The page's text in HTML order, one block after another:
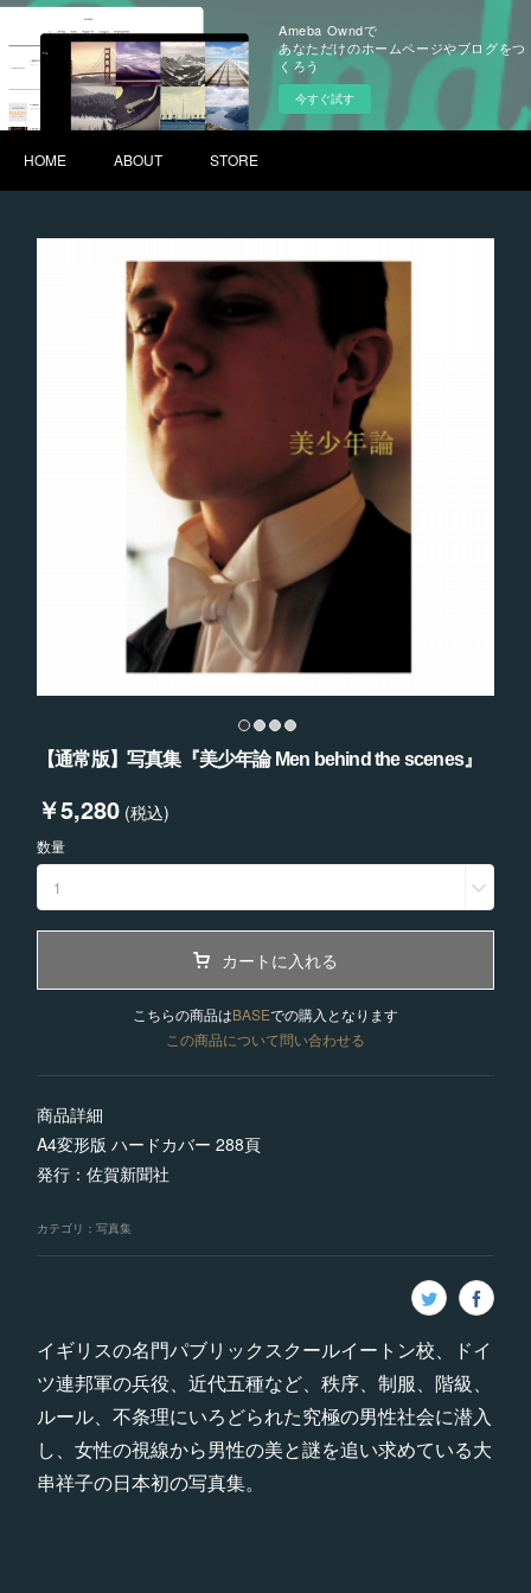
Ameba Owndで
あなただけのホームページやブログをつ
くろう
今すぐ試す
HOME ABOUT STORE
【通常版】写真集『美少年論 Men behind the scenes』
￥5,280(税込)
数量
1
カートに入れる
こちらの商品はBASEでの購入となります
この商品について問い合わせる
商品詳細
A4変形版 ハードカバー 288頁
発行：佐賀新聞社
カテゴリ ： 写真集
イギリスの名門パブリックスクールイートン校、ドイ
ツ連邦軍の兵役、近代五種など、秩序、制服、階級、
ルール、不条理にいろどられた究極の男性社会に潜入
し、女性の視線から男性の美と謎を追い求めている大
串祥子の日本初の写真集。